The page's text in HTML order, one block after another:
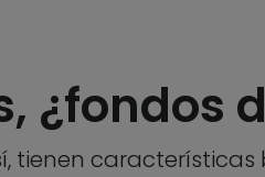
tienen